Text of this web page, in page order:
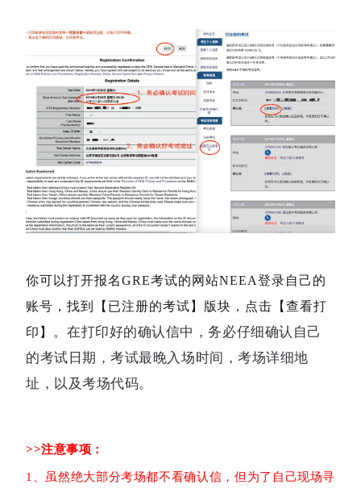
你可以打开报名GRE考试的网站NEEA登录自己的
账号，找到【已注册的考试】版块，点击【查看打
印】。 在打印好的确认信中，务必仔细确认自己
的考试日期，考试最晚入场时间，考场详细地
址，以及考场代码。
>>注意事项：
1、 虽然绝大部分考场都不看确认信，但为了自己现场寻